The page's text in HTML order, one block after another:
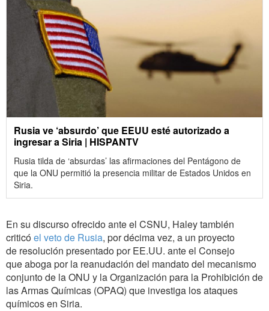
Rusia ve ‘absurdo’ que EEUU esté autorizado a
ingresar a Siria | HISPANTV
Rusia tilda de ‘absurdas’ las afirmaciones del Pentágono de
que la ONU permitió la presencia militar de Estados Unidos en
Siria.
En su discurso ofrecido ante el CSNU, Haley también
criticóel veto de Rusia, por décima vez, a un proyecto
de resolución presentado por EE.UU. ante el Consejo
que aboga por la reanudación del mandato del mecanismo
conjunto de la ONU y la Organización para la Prohibición de
las Armas Químicas (OPAQ) que investiga los ataques
químicos en Siria.